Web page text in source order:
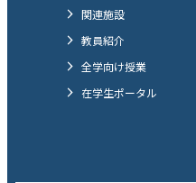
関連施設
教員紹介
全学向け授業
在学生ポータル